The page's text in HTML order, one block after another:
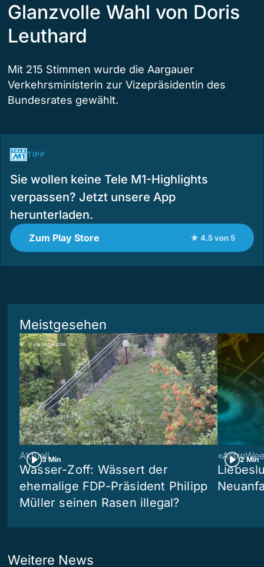
Glanzvolle Wahl von Doris
Leuthard
Mit 215 Stimmen wurde die Aargauer
Verkehrsministerin zur Vizepräsidentin des
Bundesrates gewählt.
TIPP
Sie wollen keine Tele M1-Highlights
verpassen? Jetzt unsere App
herunterladen.
Zum Play Store ★ 4.5 von 5
Meistgesehen
3 Min
Aktuell
Wasser-Zoff: Wässert der
ehemalige FDP-Präsident Philipp
Müller seinen Rasen illegal?
2 Min
Weitere News